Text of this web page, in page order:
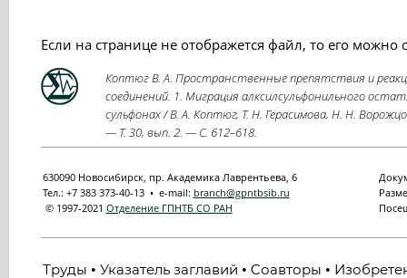
Если на странице не отображется файл, то его можно
Коптюг В. А. Пространственные препятствия и
соединений. 1. Миграция алксилсульфонильного
сульфонах / В. А. Коптюг, Т. Н. Герасимова, Н. Н.
— Т. 30, вып. 2. — С. 612–618.
630090 Новосибирск, пр. Академика Лаврентьева, 6
Тел.: +7 383 373-40-13 • e-mail: branch@gpntbsib.ru
© 1997-2021 Отделение ГПНТБ СО РАН
Труды • Указатель заглавий • Cоавторы •